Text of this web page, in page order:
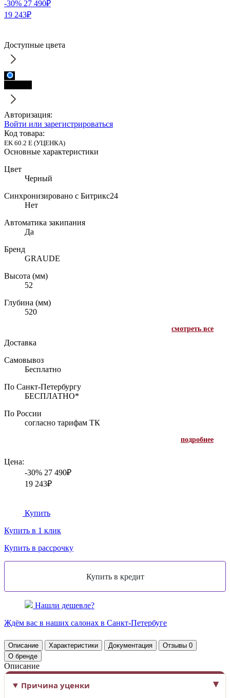
-30% 27 490₽
19 243₽
Доступные цвета
Авторизация:
Войти или зарегистрироваться
Код товара:
EK 60.2 E (УЦЕНКА)
Основные характеристики
Цвет
Черный
Синхронизировано с Битрикс24
Нет
Автоматика закипания
Да
Бренд
GRAUDE
Высота (мм)
52
Глубина (мм)
520
смотреть все
Доставка
Самовывоз
Бесплатно
По Санкт-Петербургу
БЕСПЛАТНО*
По России
согласно тарифам ТК
подробнее
Цена:
-30% 27 490₽
19 243₽
Купить
Купить в 1 клик
Купить в рассрочку
Нашли дешевле?
Ждём вас в наших салонах в Санкт-Петербуге
Описание Характеристики Документация Отзывы 0
О бренде
Описание
Причина уценки